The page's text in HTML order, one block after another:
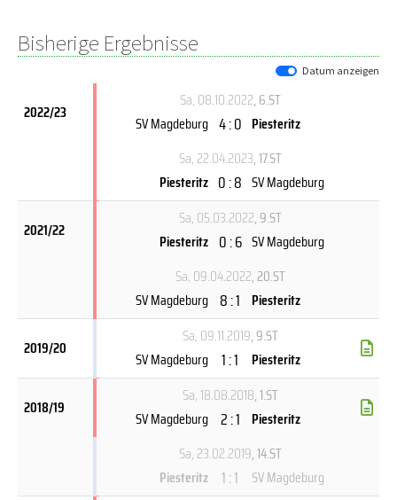
Bisherige Ergebnisse
Datum anzeigen
2022/23
Sa, 08.10.2022, 6.ST
SV Magdeburg 4 : 0 Piesteritz
Sa, 22.04.2023, 17.ST
Piesteritz 0 : 8 SV Magdeburg
2021/22
Sa, 05.03.2022, 9.ST
Piesteritz 0 : 6 SV Magdeburg
Sa, 09.04.2022, 20.ST
SV Magdeburg 8 : 1 Piesteritz
2019/20
Sa, 09.11.2019, 9.ST
SV Magdeburg 1 : 1 Piesteritz
2018/19
Sa, 18.08.2018, 1.ST
SV Magdeburg 2 : 1 Piesteritz
Sa, 23.02.2019, 14.ST
Piesteritz 1 : 1 SV Magdeburg